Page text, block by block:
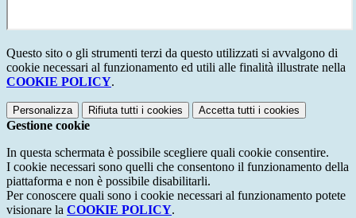
Questo sito o gli strumenti terzi da questo utilizzati si avvalgono di
cookie necessari al funzionamento ed utili alle finalità illustrate nella
COOKIE POLICY.
Personalizza Rifiuta tutti i cookies Accetta tutti i cookies
Gestione cookie
In questa schermata è possibile scegliere quali cookie consentire.
I cookie necessari sono quelli che consentono il funzionamento della
piattaforma e non è possibile disabilitarli.
Per conoscere quali sono i cookie necessari al funzionamento potete
visionare la COOKIE POLICY.